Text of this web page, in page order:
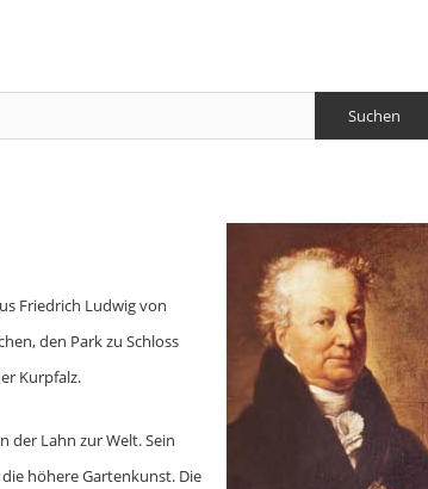
Friedrich Ludwig von
den Park zu Schloss
Kurpfalz.
der Lahn zur Welt. Sein
höhere Gartenkunst. Die